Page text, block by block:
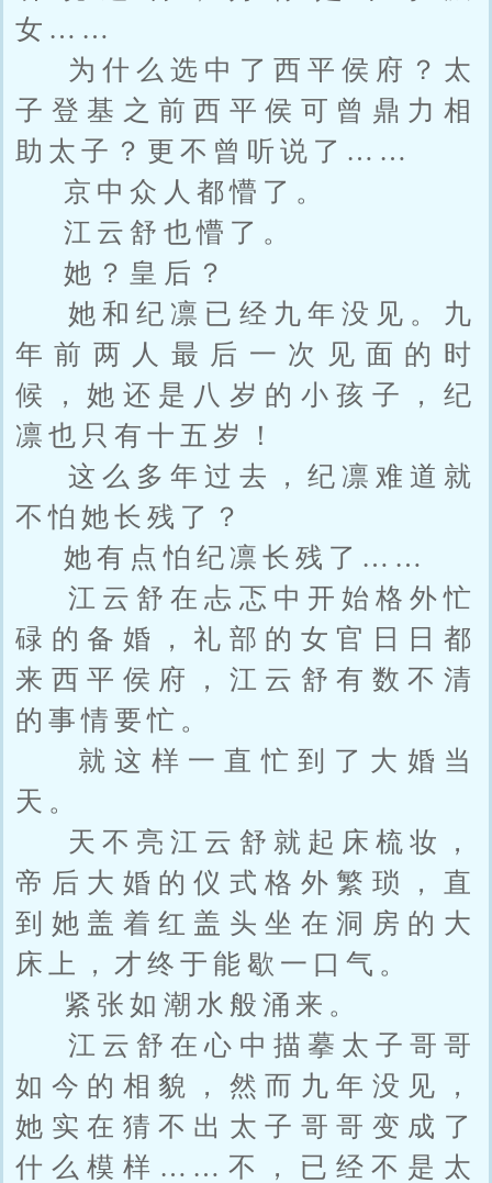
女……
为什么选中了西平侯府？太
子登基之前西平侯可曾鼎力相
助太子？更不曾听说了……
京中众人都懵了。
江云舒也懵了。
她？皇后？
她和纪凛已经九年没见。九
年前两人最后一次见面的时
候，她还是八岁的小孩子，纪
凛也只有十五岁！
这么多年过去，纪凛难道就
不怕她长残了？
她有点怕纪凛长残了……
江云舒在忐忑中开始格外忙
碌的备婚，礼部的女官日日都
来西平侯府，江云舒有数不清
的事情要忙。
就这样一直忙到了大婚当
天。
天不亮江云舒就起床梳妆，
帝后大婚的仪式格外繁琐，直
到她盖着红盖头坐在洞房的大
床上，才终于能歇一口气。
紧张如潮水般涌来。
江云舒在心中描摹太子哥哥
如今的相貌，然而九年没见，
她实在猜不出太子哥哥变成了
什么模样……不，已经不是太